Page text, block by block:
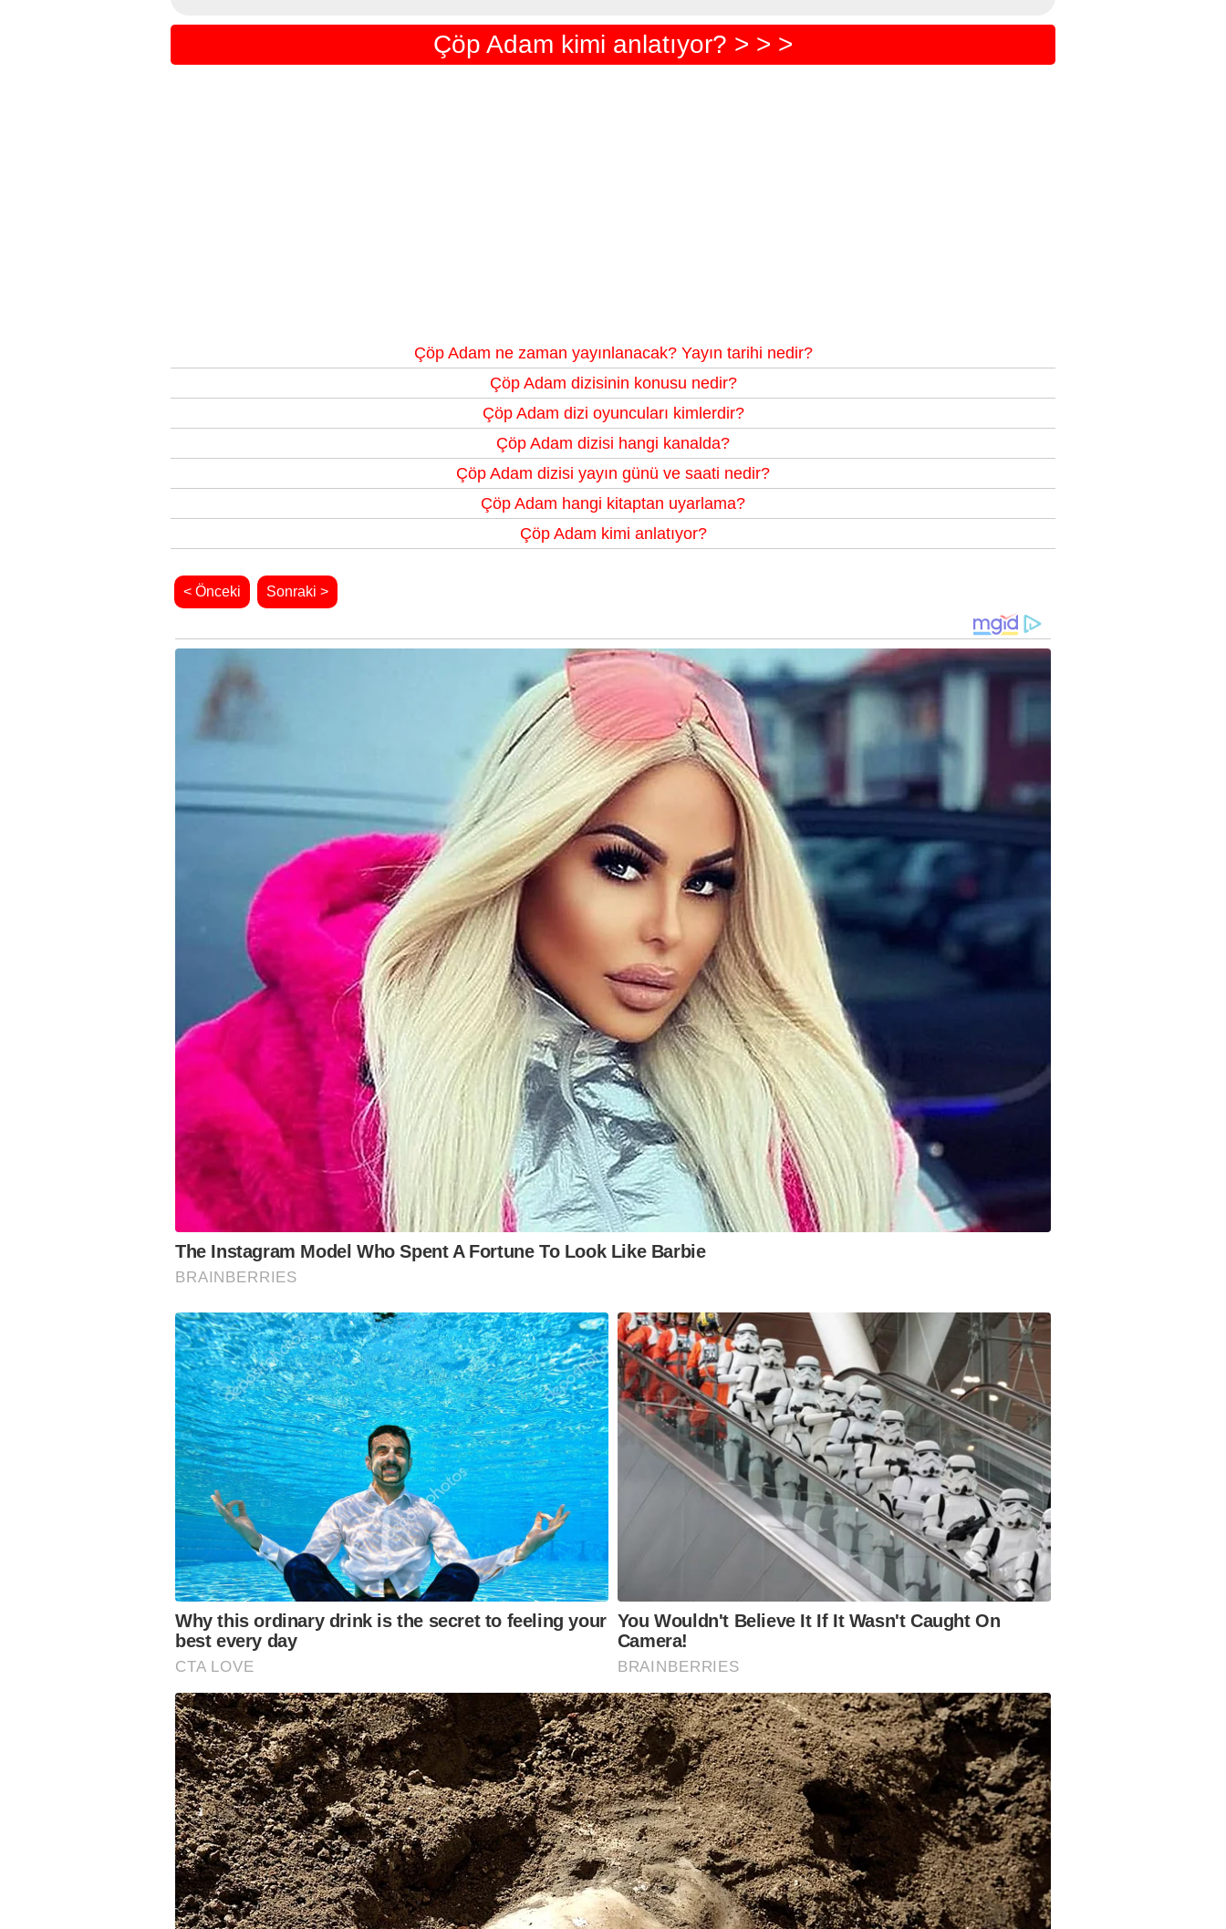
Çöp Adam kimi anlatıyor? > > >
Çöp Adam ne zaman yayınlanacak? Yayın tarihi nedir?
Çöp Adam dizisinin konusu nedir?
Çöp Adam dizi oyuncuları kimlerdir?
Çöp Adam dizisi hangi kanalda?
Çöp Adam dizisi yayın günü ve saati nedir?
Çöp Adam hangi kitaptan uyarlama?
Çöp Adam kimi anlatıyor?
< Önceki Sonraki >